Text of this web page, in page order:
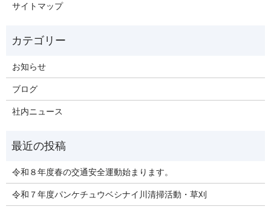
サイトマップ
お知らせ
ブログ
社内ニュース
令和８年度春の交通安全運動始まります。
令和７年度パンケチュウベシナイ川清掃活動・草刈